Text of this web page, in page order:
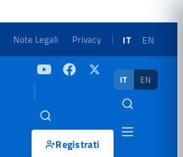
Note Legali Privacy IT EN
Registrati
IT EN